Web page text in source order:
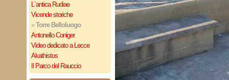
L`antica Rudiae
Vicende storiche
»Torre Belloluogo
Antonello Coniger
Video dedicato a Lecce
Akathistos
Il Parco del Rauccio